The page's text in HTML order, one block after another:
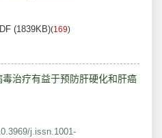
(1839KB)(169)
治疗有益于预防肝硬化和肝癌
j.issn.1001-